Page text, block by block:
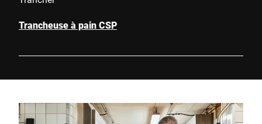
Trancheuse à pain CSP